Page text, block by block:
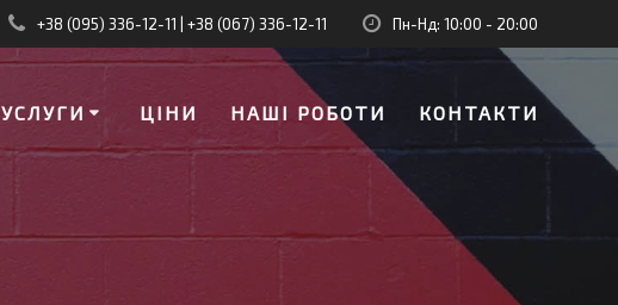
+38 (095) 336-12-11 +38 (067) 336-12-11 Пн-Нд: 10:00 - 20:00
УСЛУГИ ЦІНИ НАШІ РОБОТИ КОНТАКТИ